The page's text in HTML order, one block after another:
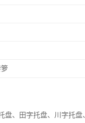
盘、田字托盘、川字托盘